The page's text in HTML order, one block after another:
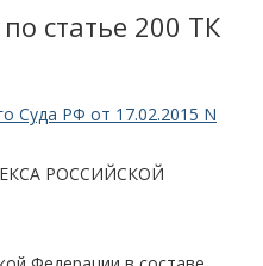
статье 200 TК
Суда РФ от 17.02.2015 N
РОССИЙСКОЙ